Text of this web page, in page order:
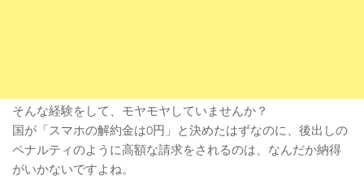
そんな経験をして、モヤモヤしていませんか？
国が「スマホの解約金は0円」と決めたはずなのに、後出しの
ペナルティのように高額な請求をされるのは、なんだか納得
がいかないですよね。